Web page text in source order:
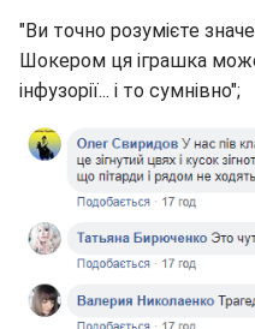
"Ви точно розумієте
Шокером ця іграшка
інфузорії... і то сумнівно";